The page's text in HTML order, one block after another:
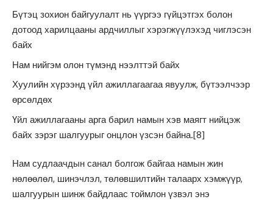
Бүтэц зохион байгуулалт нь үүргээ гүйцэтгэх болон
дотоод харилцааны ардчиллыг хэрэгжүүлэхэд чиглэсэн
байх
Нам нийгэм олон түмэнд нээлттэй байх
Хуулийн хүрээнд үйл ажиллагаагаа явуулж, бүтээлчээр
өрсөлдөх
Үйл ажиллагааны арга барил намын хэв маягт нийцэж
байх зэрэг шалгуурыг онцлон үзсэн байна.[8]
Нам судлаачдын санал болгож байгаа намын жин
нөлөөлөл, шинэчлэл, төлөвшилтийн талаарх хэмжүүр,
шалгуурын шинж байдлаас тоймлон үзвэл энэ